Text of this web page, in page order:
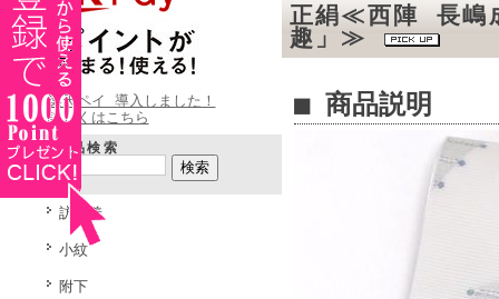
楽天ペイ 導入しました！
詳しくはこちら
商品検索
訪問着
小紋
附下
正絹≪西陣 長嶋
趣」≫
■ 商品説明